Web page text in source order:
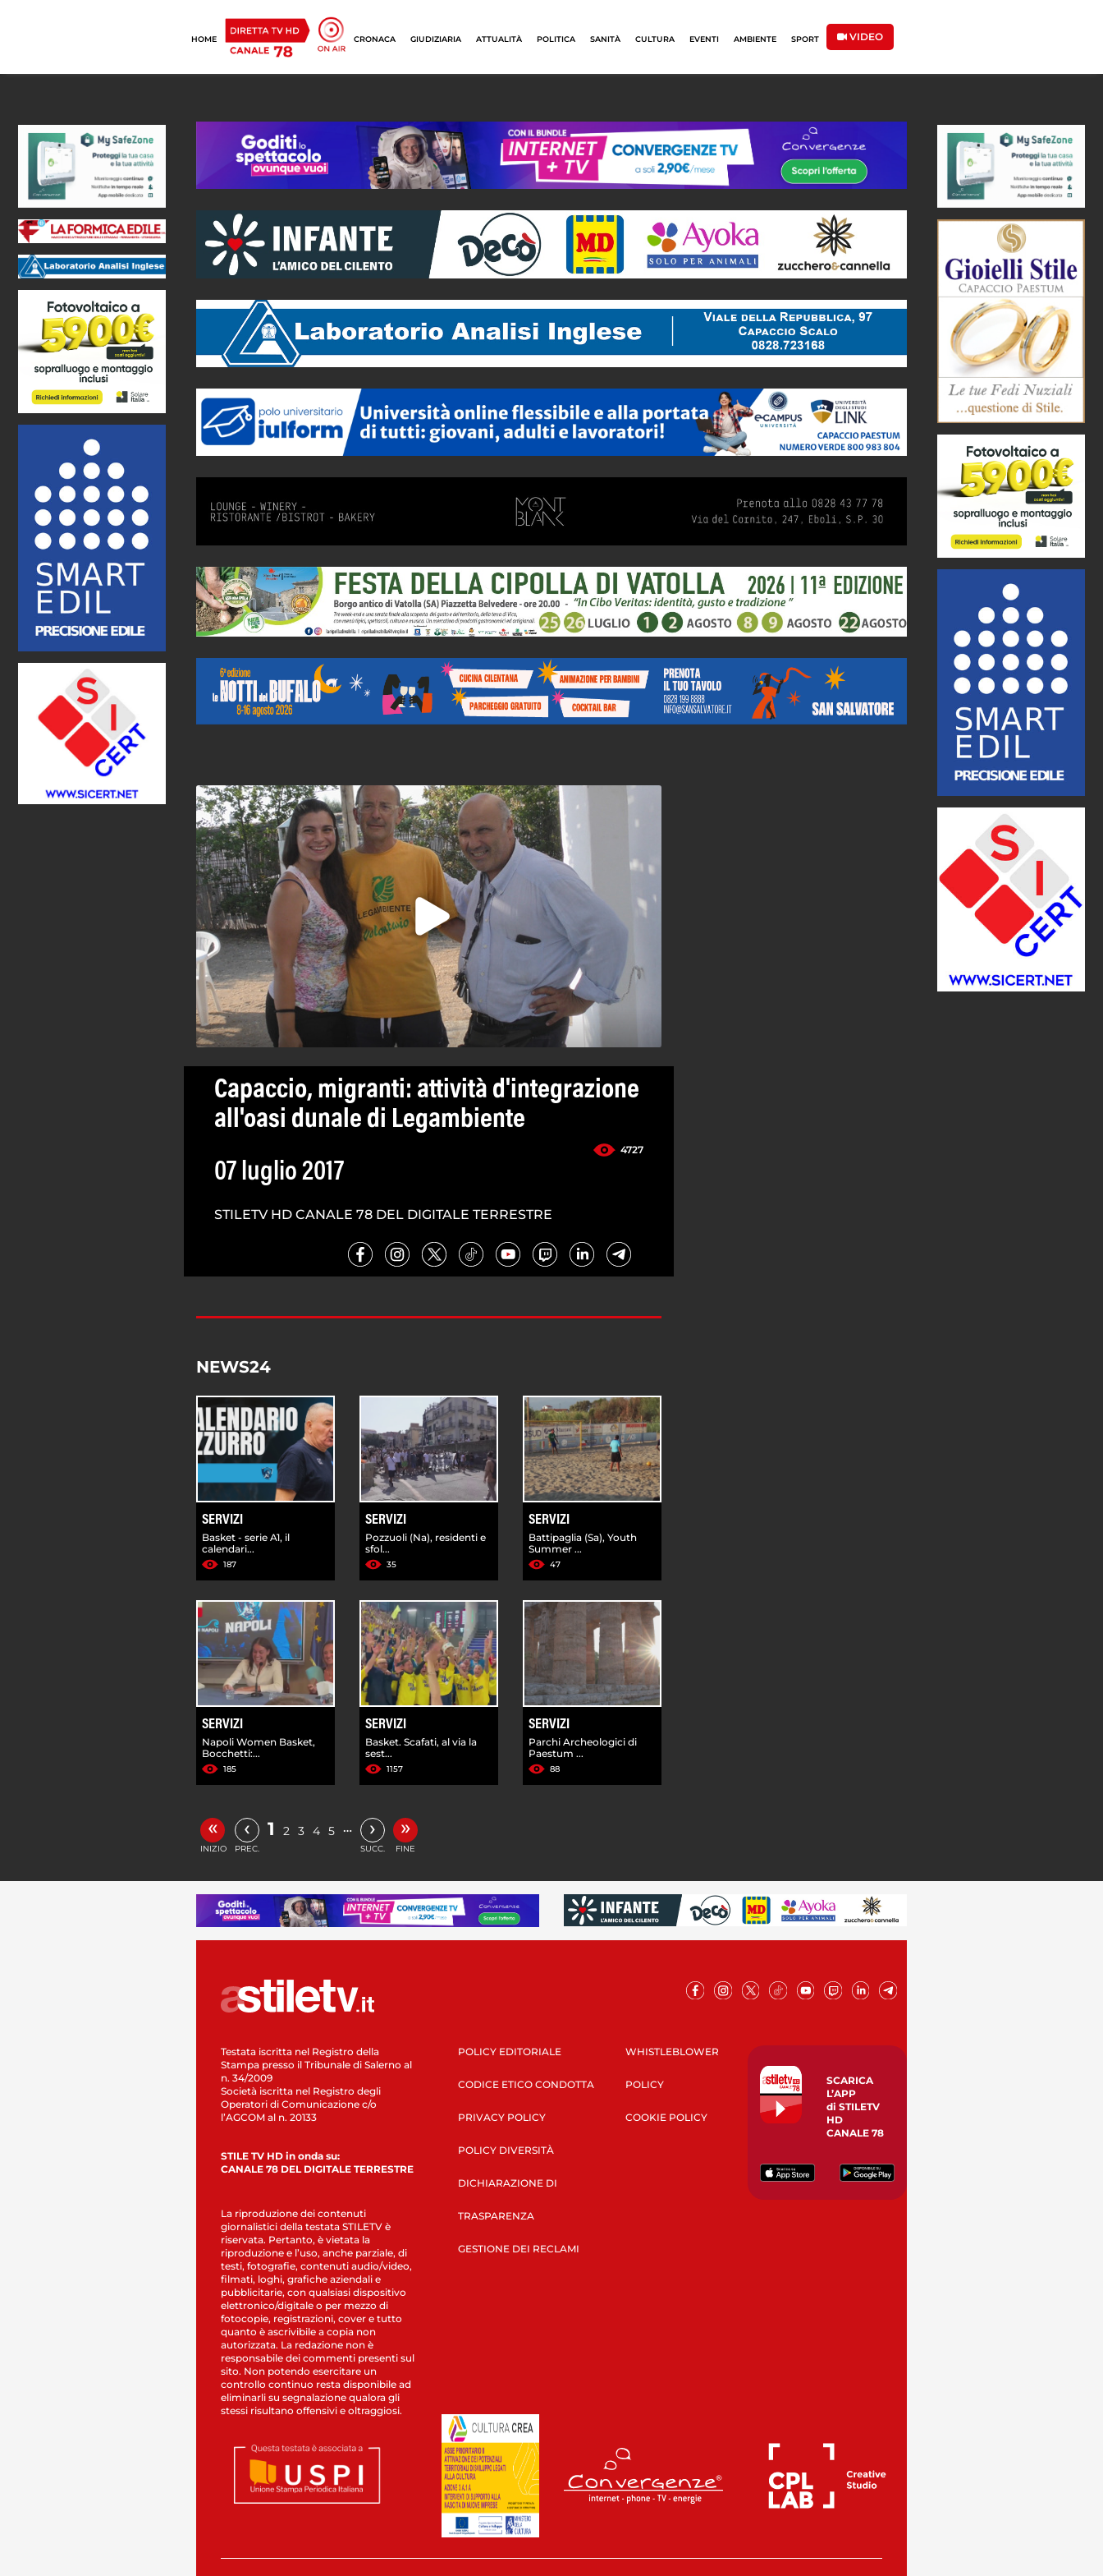
HOME CRONACA GIUDIZIARIA ATTUALITÀ POLITICA SANITÀ CULTURA EVENTI AMBIENTE SPORT VIDEO
Capaccio, migranti: attività d'integrazione
all'oasi dunale di Legambiente
4727
07 luglio 2017
STILETV HD CANALE 78 DEL DIGITALE TERRESTRE
NEWS24
SERVIZI
Basket - serie A1, il
calendari...
187
SERVIZI
Pozzuoli (Na), residenti e
sfol...
35
SERVIZI
Battipaglia (Sa), Youth
Summer ...
47
SERVIZI
Napoli Women Basket,
Bocchetti:...
185
SERVIZI
Basket. Scafati, al via la
sest...
1157
SERVIZI
Parchi Archeologici di
Paestum ...
88
«
INIZIO
‹
PREC.
1 2 3 4 5 … ›
SUCC.
»
FINE
Testata iscritta nel Registro della
Stampa presso il Tribunale di Salerno al
n. 34/2009
Società iscritta nel Registro degli
Operatori di Comunicazione c/o
l’AGCOM al n. 20133
STILE TV HD in onda su:
CANALE 78 DEL DIGITALE TERRESTRE
La riproduzione dei contenuti
giornalistici della testata STILETV è
riservata. Pertanto, è vietata la
riproduzione e l’uso, anche parziale, di
testi, fotografie, contenuti audio/video,
filmati, loghi, grafiche aziendali e
pubblicitarie, con qualsiasi dispositivo
elettronico/digitale o per mezzo di
fotocopie, registrazioni, cover e tutto
quanto è ascrivibile a copia non
autorizzata. La redazione non è
responsabile dei commenti presenti sul
sito. Non potendo esercitare un
controllo continuo resta disponibile ad
eliminarli su segnalazione qualora gli
stessi risultano offensivi e oltraggiosi.
POLICY EDITORIALE
CODICE ETICO CONDOTTA
PRIVACY POLICY
POLICY DIVERSITÀ
DICHIARAZIONE DI
TRASPARENZA
GESTIONE DEI RECLAMI
WHISTLEBLOWER
POLICY
COOKIE POLICY
SCARICA
L’APP
di STILETV
HD
CANALE 78